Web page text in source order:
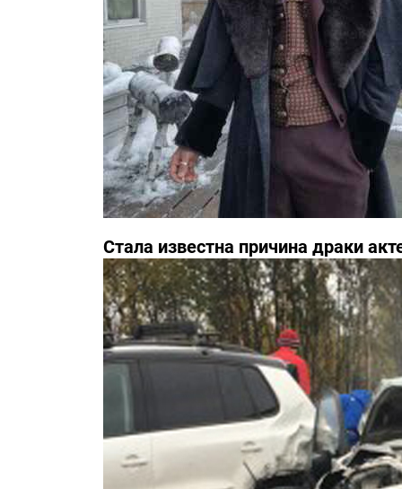
Стала известна причина драки